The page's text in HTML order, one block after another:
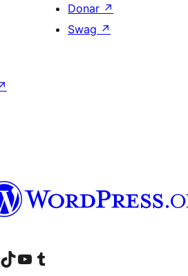
Donar ↗
Swag ↗
Facebookde Instagram
cuenta de LinkedIn
Visita nuestra cuenta de TikTok
Visita nuestro canal de YouTube
Visita nuestra cuenta de Tumblr